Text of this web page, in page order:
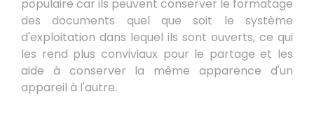
populaire car ils peuvent conserver le formatage
des documents quel que soit le système
d'exploitation dans lequel ils sont ouverts, ce qui
les rend plus conviviaux pour le partage et les
aide à conserver la même apparence d'un
appareil à l'autre.